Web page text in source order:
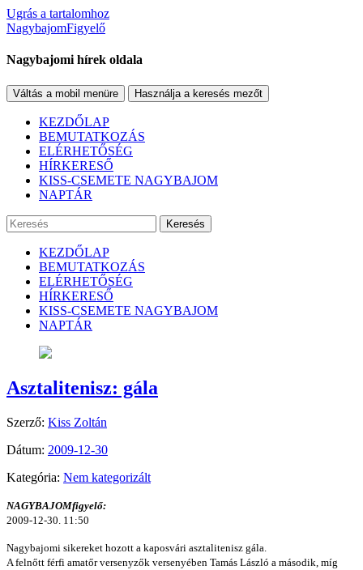
Ugrás a tartalomhoz
NagybajomFigyelő
Nagybajomi hírek oldala
Váltás a mobil menüre Használja a keresés mezőt
KEZDŐLAP
BEMUTATKOZÁS
ELÉRHETŐSÉG
HÍRKERESŐ
KISS-CSEMETE NAGYBAJOM
NAPTÁR
Keresés
KEZDŐLAP
BEMUTATKOZÁS
ELÉRHETŐSÉG
HÍRKERESŐ
KISS-CSEMETE NAGYBAJOM
NAPTÁR
Asztalitenisz: gála
Szerző: Kiss Zoltán
Dátum: 2009-12-30
Kategória: Nem kategorizált
NAGYBAJOMfigyelő:
2009-12-30. 11:50
Nagybajomi sikereket hozott a kaposvári asztalitenisz gála.
A felnőtt férfi amatőr versenyzők versenyében Tamás László a második, míg